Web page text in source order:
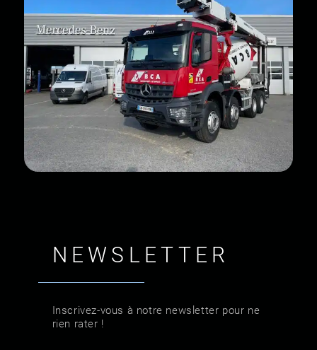
NEWSLETTER
Inscrivez-vous à notre newsletter pour ne
rien rater !